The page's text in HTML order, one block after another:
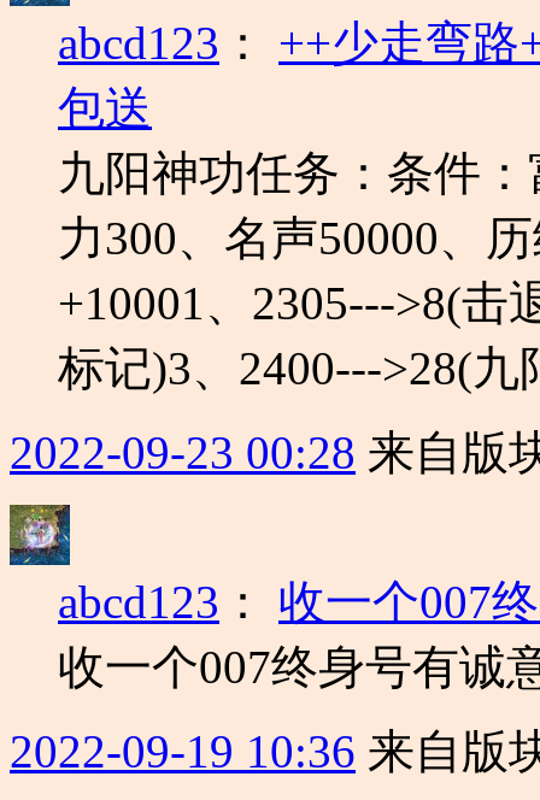
abcd123 ： ++少走弯路
包送
九阳神功任务：条件
力300、名声50000、
+10001、2305--->8(击
标记)3、2400--->28(
2022-09-23 00:28 来自版
abcd123 ： 收一个007
收一个007终身号有诚
2022-09-19 10:36 来自版